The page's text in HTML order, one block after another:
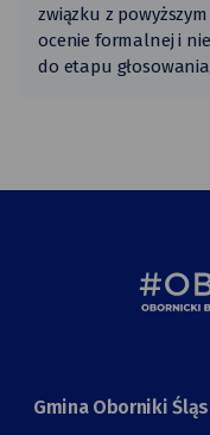
związku z
ocenie formalnej i
do etapu
Gmina Oborniki